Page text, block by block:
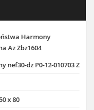
Harmony
Az Zbz1604
nef30-dz P0-12-010703 Z
x 80